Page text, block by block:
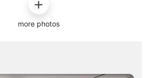
more photos